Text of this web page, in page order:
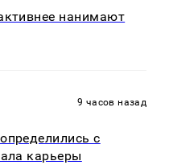
нанимают
9 часов назад
с
карьеры